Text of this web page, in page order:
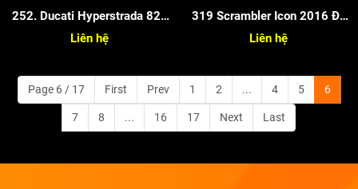
252. Ducati Hyperstrada 821
2015
Liên hệ
319 Scrambler Icon 2016 Độ
Full Cafe Racer
Liên hệ
Page 6 / 17 First Prev 1 2 ... 4 5 6
7 8 ... 16 17 Next Last